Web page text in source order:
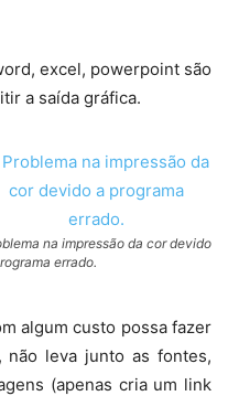
excel, powerpoint são
a saída gráfica.
na impressão da cor devido
errado.
algum custo possa fazer
não leva junto as fontes,
(apenas cria um link